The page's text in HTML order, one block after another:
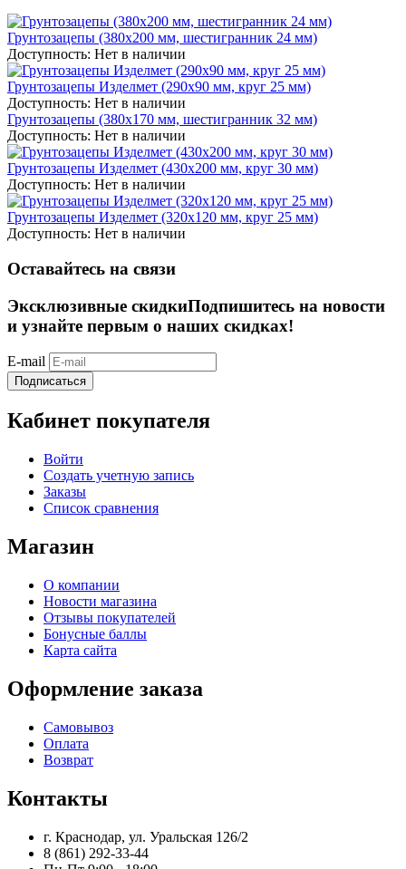
Грунтозацепы (380x200 мм, шестигранник 24 мм)
Доступность: Нет в наличии
Грунтозацепы Изделмет (290x90 мм, круг 25 мм)
Доступность: Нет в наличии
Грунтозацепы (380x170 мм, шестигранник 32 мм)
Доступность: Нет в наличии
Грунтозацепы Изделмет (430x200 мм, круг 30 мм)
Доступность: Нет в наличии
Грунтозацепы Изделмет (320x120 мм, круг 25 мм)
Доступность: Нет в наличии
Оставайтесь на связи
Эксклюзивные скидкиПодпишитесь на новости
и узнайте первым о наших скидках!
E-mail
Подписаться
Кабинет покупателя
Войти
Создать учетную запись
Заказы
Список сравнения
Магазин
О компании
Новости магазина
Отзывы покупателей
Бонусные баллы
Карта сайта
Оформление заказа
Самовывоз
Оплата
Возврат
Контакты
г. Краснодар, ул. Уральская 126/2
8 (861) 292-33-44